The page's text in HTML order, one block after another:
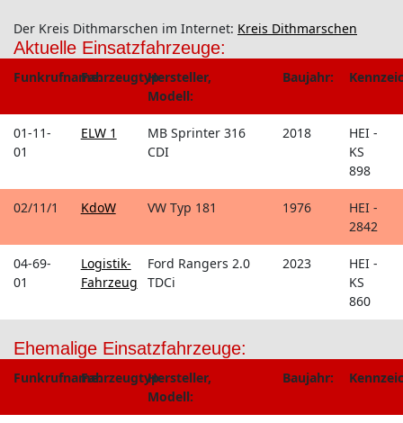
Der Kreis Dithmarschen im Internet: Kreis Dithmarschen
Aktuelle Einsatzfahrzeuge:
Funkrufname:Fahrzeugtyp:Hersteller,
Modell:
Baujahr:
01-11-
01
ELW 1
MB Sprinter 316
CDI
2018
HEI -
KS
898
02/11/1 KdoW VW Typ 181 1976
HEI -
2842
04-69-
01
Logistik-
Fahrzeug
Ford Rangers 2.0
TDCi
2023
HEI -
KS
860
Ehemalige Einsatzfahrzeuge:
Funkrufname:Fahrzeugtyp:Hersteller,
Modell:
Baujahr: